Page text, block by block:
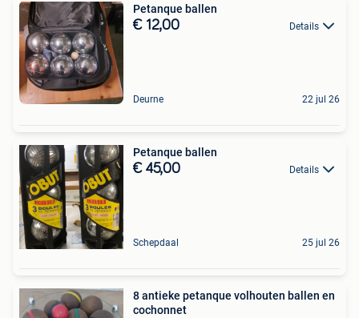
Petanque ballen
€ 12,00 Details
Deurne 22 jul 26
Petanque ballen
€ 45,00 Details
Schepdaal 25 jul 26
8 antieke petanque volhouten ballen en
cochonnet